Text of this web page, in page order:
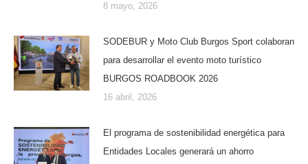
8 mayo, 2026
SODEBUR y Moto Club Burgos Sport colaboran
para desarrollar el evento moto turístico
BURGOS ROADBOOK 2026
16 abril, 2026
El programa de sostenibilidad energética para
Entidades Locales generará un ahorro